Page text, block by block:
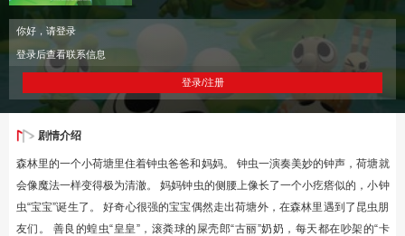
你好，请登录
登录后查看联系信息
登录/注册
剧情介绍
森林里的一个小荷塘里住着钟虫爸爸和妈妈。 钟虫一演奏美妙的钟声，荷塘就
会像魔法一样变得极为清澈。 妈妈钟虫的侧腰上像长了一个小疙瘩似的，小钟
虫“宝宝”诞生了。 好奇心很强的宝宝偶然走出荷塘外，在森林里遇到了昆虫朋
友们。 善良的蝗虫“皇皇”，滚粪球的屎壳郎“古丽”奶奶，每天都在吵架的“卡